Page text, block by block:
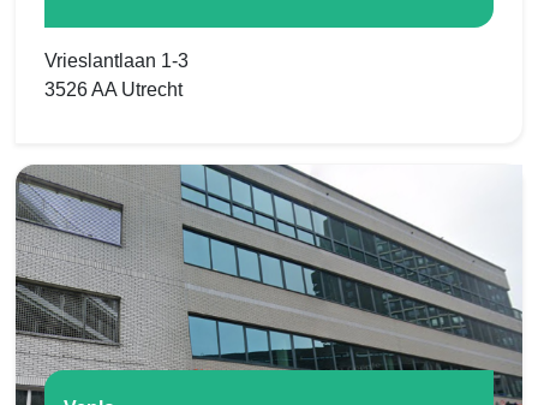
Vrieslantlaan 1-3
3526 AA Utrecht